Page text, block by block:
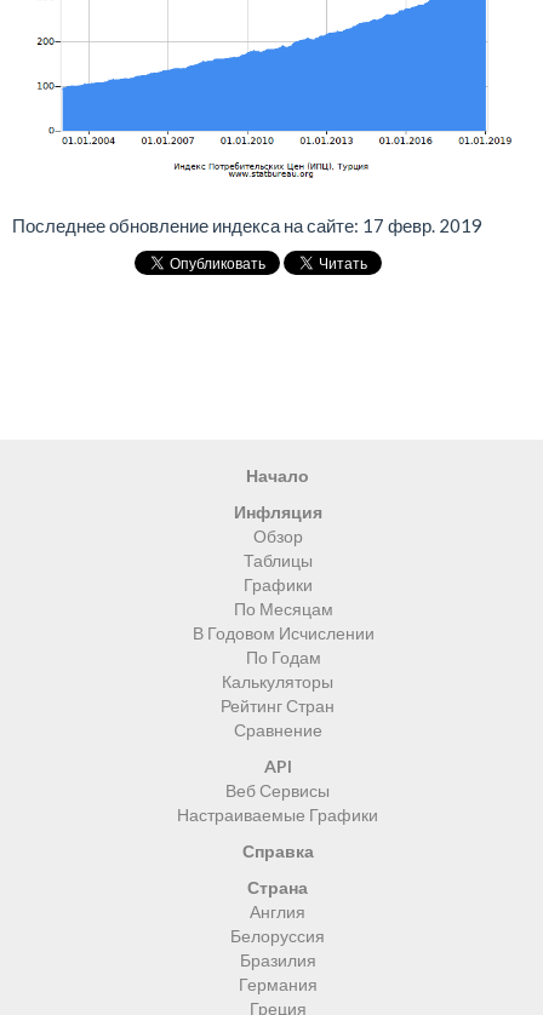
Последнее обновление индекса на сайте: 17 февр. 2019
Начало
Инфляция
Обзор
Таблицы
Графики
По Месяцам
В Годовом Исчислении
По Годам
Калькуляторы
Рейтинг Стран
Сравнение
API
Веб Сервисы
Настраиваемые Графики
Справка
Страна
Англия
Белоруссия
Бразилия
Германия
Греция